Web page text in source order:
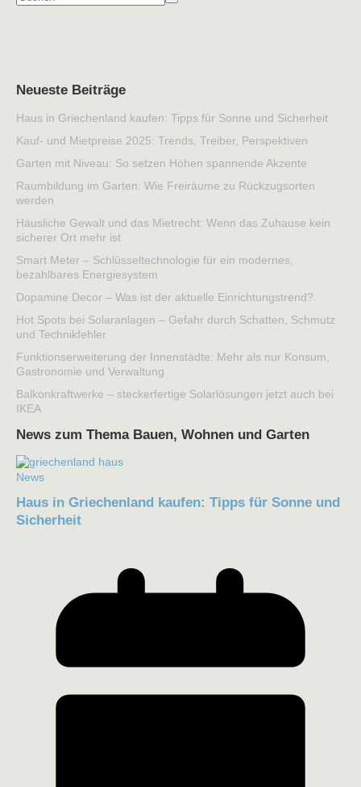
Neueste Beiträge
Haus in Griechenland kaufen: Tipps für Sonne und Sicherheit
Kauf- und Mietpreise 2025: Trends, Treiber, Perspektiven
Garten mit Niveau: So setzen Höhen spannende Akzente
Raumbildung im Garten: Wie Freiräume zu Rückzugsorten
werden
Häusliche Gewalt und das Mietrecht: Wenn das Zuhause kein
sicherer Ort mehr ist
Smart Meter – Schlüsseltechnologie für ein modernes,
bezahlbares Energiesystem
Dopamine Decor – Was ist der aktuelle Einrichtungstrend?
Hot Spots bei Solaranlagen – Gefahr durch Schatten, Schmutz
und Technikfehler
Funktionserweiterung der Innenstädte: Mehr als nur Konsum,
Gastronomie und Verwaltung
Balkonkraftwerke – steckerfertige Solarlösungen jetzt auch bei
IKEA
News zum Thema Bauen, Wohnen und Garten
News
Haus in Griechenland kaufen: Tipps für Sonne und
Sicherheit